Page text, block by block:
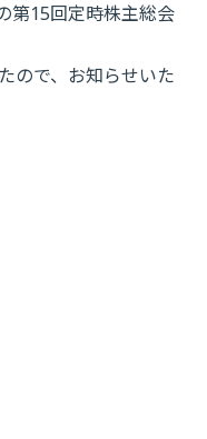
第15回定時株主総会
ので、お知らせいた